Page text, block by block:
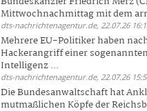
Mittwochnachmittag mit dem
dts-nachrichtenagentur.de, 22.07.26
Mehrere EU-Politiker haben
Hackerangriff einer
Intelligenz ...
dts-nachrichtenagentur.de, 22.07.26
Die Bundesanwaltschaft hat
mutmaßlichen Köpfe der